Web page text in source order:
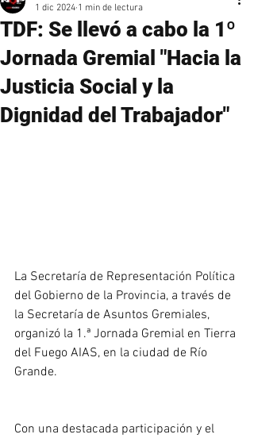
TDF: Se llevó a cabo la 1º
Jornada Gremial "Hacia la
Justicia Social y la
Dignidad del Trabajador"
1 dic 2024 1 min de lectura
La Secretaría de Representación Política
del Gobierno de la Provincia, a través de
la Secretaría de Asuntos Gremiales,
organizó la 1.ª Jornada Gremial en Tierra
del Fuego AIAS, en la ciudad de Río
Grande.
Con una destacada participación y el